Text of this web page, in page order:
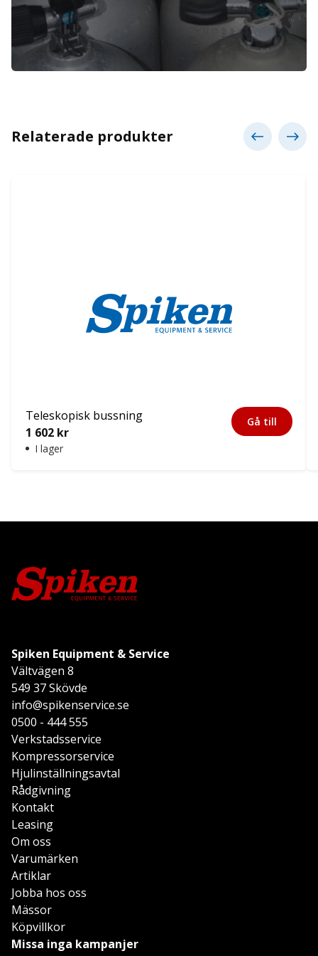
Relaterade produkter
Teleskopisk bussning
1 602 kr
I lager
Gå till
Spiken Equipment & Service
Vältvägen 8
549 37 Skövde
info@spikenservice.se
0500 - 444 555
Verkstadsservice
Kompressorservice
Hjulinställningsavtal
Rådgivning
Kontakt
Leasing
Om oss
Varumärken
Artiklar
Jobba hos oss
Mässor
Köpvillkor
Missa inga kampanjer